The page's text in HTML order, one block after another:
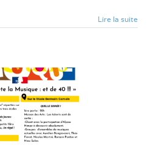
Lire la suite